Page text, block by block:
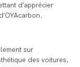
d'apprécier
sur
des voitures,